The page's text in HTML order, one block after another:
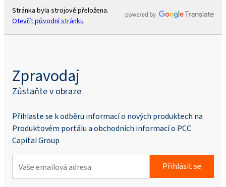
Stránka byla strojově přeložena.
Otevřít původní stránku
Zpravodaj
Zůstaňte v obraze
Přihlaste se k odběru informací o nových produktech na
Produktovém portálu a obchodních informací o PCC
Capital Group
Přihlásit se